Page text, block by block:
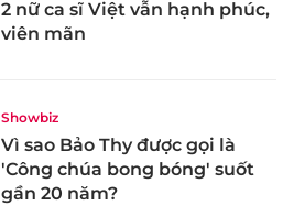
2 nữ ca sĩ Việt vẫn hạnh phúc,
viên mãn
Showbiz
Vì sao Bảo Thy được gọi là
'Công chúa bong bóng' suốt
gần 20 năm?